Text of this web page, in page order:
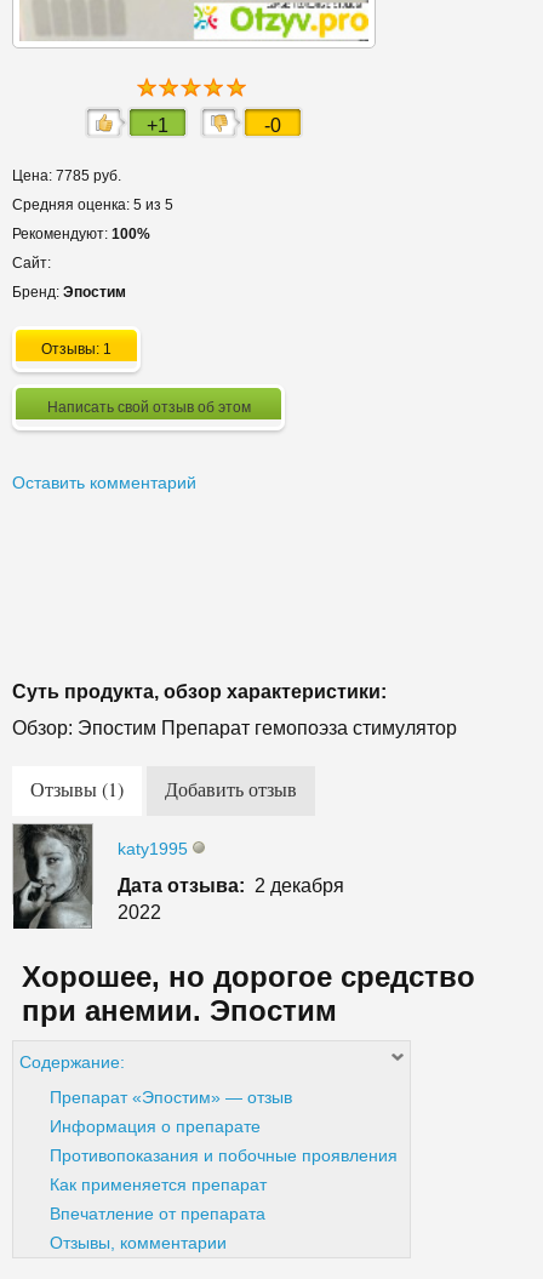
+1 -0
Цена: 7785 руб.
Средняя оценка: 5 из 5
Рекомендуют: 100%
Сайт:
Бренд: Эпостим
Отзывы: 1
Написать свой отзыв об этом
Оставить комментарий
Суть продукта, обзор характеристики:
Обзор: Эпостим Препарат гемопоэза стимулятор
Отзывы (1) Добавить отзыв
katy1995
Дата отзыва: 2 декабря
2022
Хорошее, но дорогое средство
при анемии. Эпостим
Содержание:
Препарат «Эпостим» — отзыв
Информация о препарате
Противопоказания и побочные проявления
Как применяется препарат
Впечатление от препарата
Отзывы, комментарии